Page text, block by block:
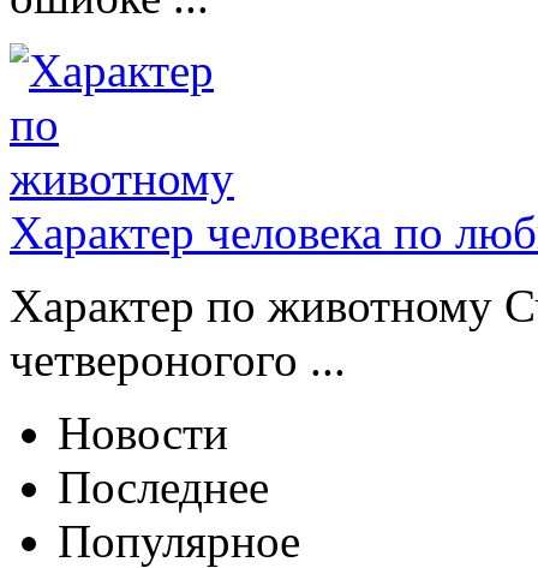
Характер человека по
Характер по животному
четвероногого ...
Новости
Последнее
Популярное